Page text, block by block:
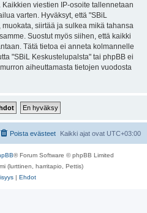
viestien IP-osoite tallennetaan
varten. Hyväksyt, että "SBiL
siirtää ja sulkea mikä tahansa
Suostut myös siihen, että kaikki
Tätä tietoa ei anneta kolmannelle
"SBiL Keskustelupalsta" tai phpBB ei
aiheuttamasta tietojen vuodosta
Kaikki ajat ovat UTC+03:00
Poista evästeet
® Forum Software © phpBB Limited
(lurttinen, harritapio, Pettis)
| Ehdot